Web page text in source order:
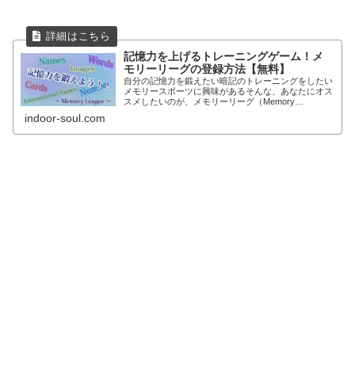
記憶力を上げるトレーニングゲーム！メ
モリーリーグの登録方法【無料】
自分の記憶力を鍛えたい暗記のトレーニングをしたい
メモリースポーツに興味があるそんな、あなたにオス
スメしたいのが、メモリーリーグ（Memory
indoor-soul.com